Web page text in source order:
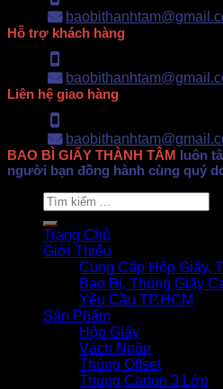
Hỗ trợ khách hàng
Liên hệ giao hàng
BAO BÌ GIẤY THÀNH TÂM luôn
người bạn đồng hành cùng quý
Search
for:
Trang Chủ
Giới Thiệu
Cung Cấp Hộp Giấy,
Bao Bì, Thùng Giấy
Yêu Cầu TP.HCM
Sản Phẩm
Hộp Giấy
Vách Ngăn
Thùng Offset
Thùng Carton 3 Lớp